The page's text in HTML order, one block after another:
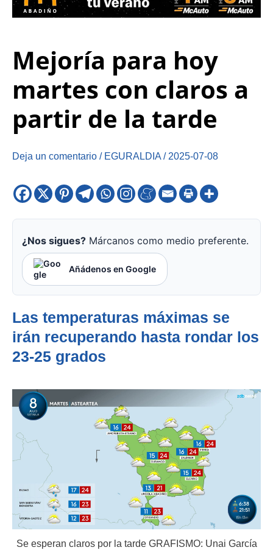
Mejoría para hoy
martes con claros a
partir de la tarde
Deja un comentario / EGURALDIA / 2025-07-08
¿Nos sigues? Márcanos como medio preferente.
Añádenos en Google
Las temperaturas máximas se
irán recuperando hasta rondar los
23-25 grados
Se esperan claros por la tarde GRAFISMO: Unai García